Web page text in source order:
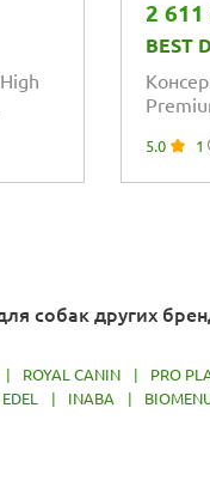
2 611
BEST
5.0 1
собак других
ROYAL CANIN PRO
EDEL INABA